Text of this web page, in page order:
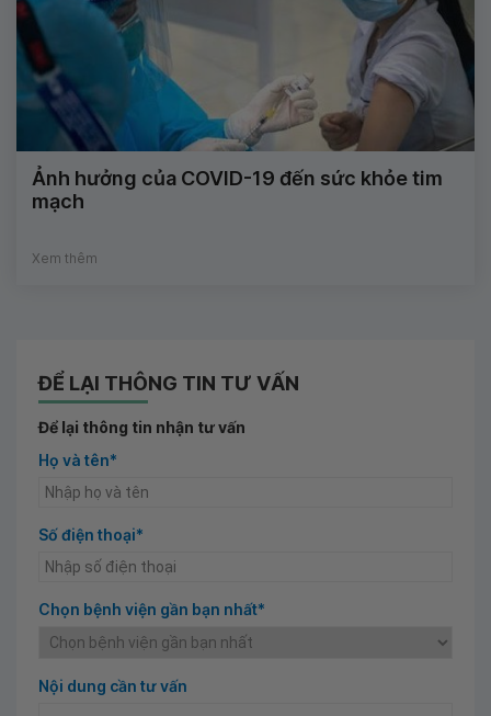
Ảnh hưởng của COVID-19 đến sức khỏe tim
mạch
Xem thêm
ĐỂ LẠI THÔNG TIN TƯ VẤN
Để lại thông tin nhận tư vấn
Họ và tên*
Số điện thoại*
Chọn bệnh viện gần bạn nhất*
Nội dung cần tư vấn